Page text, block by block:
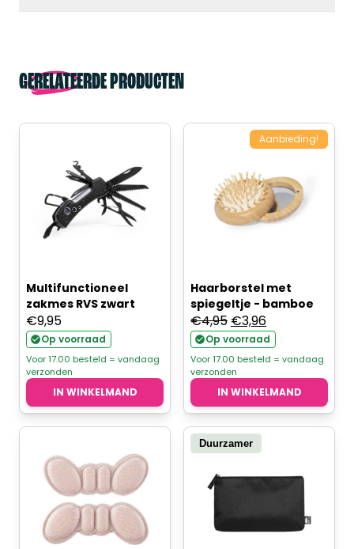
GERELATEERDE PRODUCTEN
Multifunctioneel
zakmes RVS zwart
€9,95
Op voorraad
Voor 17.00 besteld = vandaag
verzonden
IN WINKELMAND
Aanbieding!
Haarborstel met
spiegeltje - bamboe
€4,95 Oorspronkelijke
prijs
was:
€4,95.
€3,96Huidige
prijs
is:
€3,96.
Op voorraad
Voor 17.00 besteld = vandaag
verzonden
IN WINKELMAND
Duurzamer